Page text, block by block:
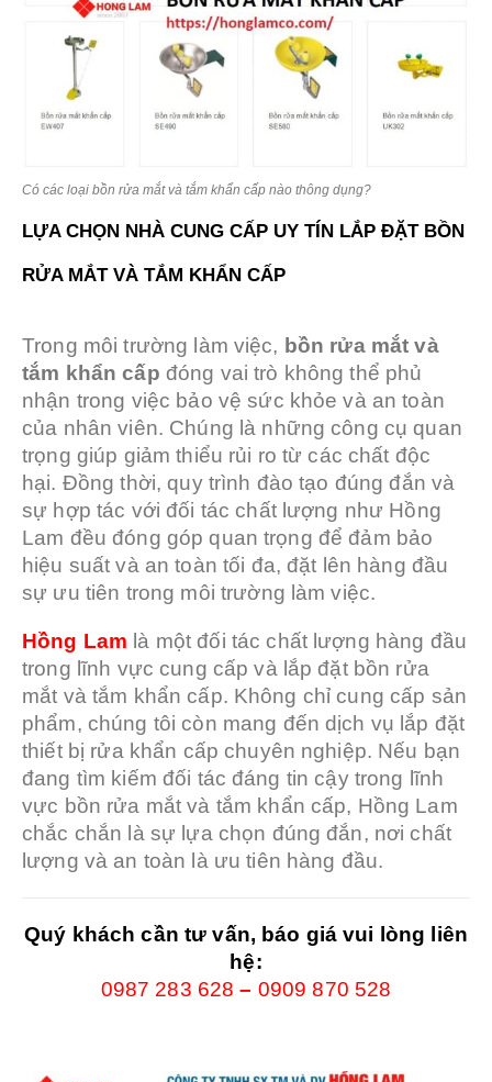
Có các loại bồn rửa mắt và tắm khẩn cấp nào thông dụng?
LỰA CHỌN NHÀ CUNG CẤP UY TÍN LẮP ĐẶT BỒN
RỬA MẮT VÀ TẮM KHẨN CẤP
Trong môi trường làm việc, bồn rửa mắt và
tắm khẩn cấp đóng vai trò không thể phủ
nhận trong việc bảo vệ sức khỏe và an toàn
của nhân viên. Chúng là những công cụ quan
trọng giúp giảm thiểu rủi ro từ các chất độc
hại. Đồng thời, quy trình đào tạo đúng đắn và
sự hợp tác với đối tác chất lượng như Hồng
Lam đều đóng góp quan trọng để đảm bảo
hiệu suất và an toàn tối đa, đặt lên hàng đầu
sự ưu tiên trong môi trường làm việc.
Hồng Lam là một đối tác chất lượng hàng đầu
trong lĩnh vực cung cấp và lắp đặt bồn rửa
mắt và tắm khẩn cấp. Không chỉ cung cấp sản
phẩm, chúng tôi còn mang đến dịch vụ lắp đặt
thiết bị rửa khẩn cấp chuyên nghiệp. Nếu bạn
đang tìm kiếm đối tác đáng tin cậy trong lĩnh
vực bồn rửa mắt và tắm khẩn cấp, Hồng Lam
chắc chắn là sự lựa chọn đúng đắn, nơi chất
lượng và an toàn là ưu tiên hàng đầu.
Quý khách cần tư vấn, báo giá vui lòng liên
hệ:
0987 283 628 – 0909 870 528